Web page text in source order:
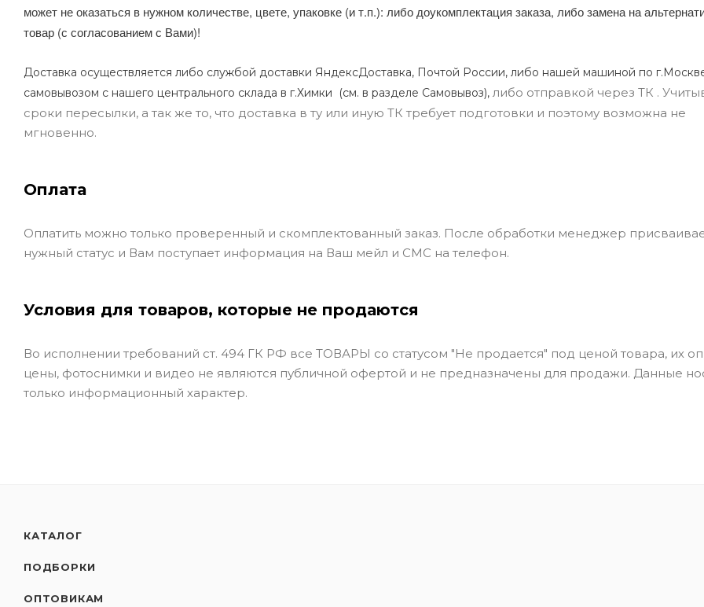
может не оказаться в нужном количестве, цвете, упаковке (и т.п.): либо доукомплектация заказа, либо замена на
товар (с согласованием с Вами)!
Доставка осуществляется либо службой доставки ЯндексДоставка, Почтой России, либо нашей машиной по
самовывозом с нашего центрального склада в г.Химки (см. в разделе Самовывоз), либо отправкой через ТК .
сроки пересылки, а так же то, что доставка в ту или иную ТК требует подготовки и поэтому возможна не
мгновенно.
Оплата
Оплатить можно только проверенный и скомплектованный заказ. После обработки менеджер
нужный статус и Вам поступает информация на Ваш мейл и СМС на телефон.
Условия для товаров, которые не продаются
Во исполнении требований ст. 494 ГК РФ все ТОВАРЫ со статусом "Не продается" под ценой товара, их
цены, фотоснимки и видео не являются публичной офертой и не предназначены для продажи. Данные
только информационный характер.
КАТАЛОГ
ПОДБОРКИ
ОПТОВИКАМ